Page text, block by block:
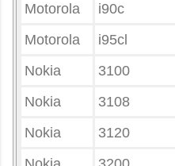
Motorola
i90c
Motorola
i95cl
Nokia
3100
Nokia
3108
Nokia
3120